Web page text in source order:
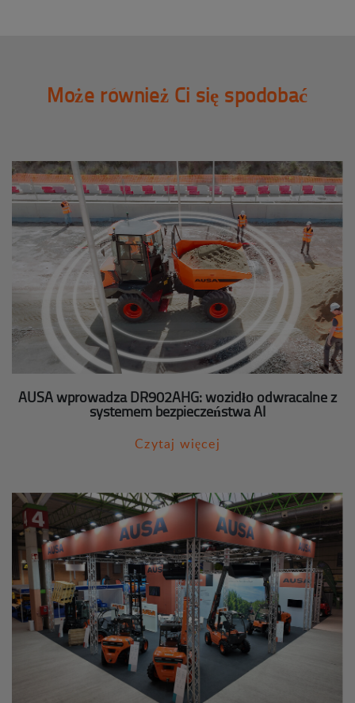
Może również Ci się spodobać
AUSA wprowadza DR902AHG: wozidło odwracalne z
systemem bezpieczeństwa AI
Czytaj więcej